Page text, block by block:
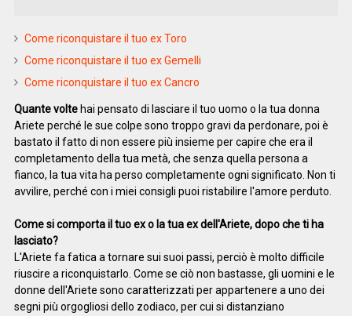
Come riconquistare il tuo ex Toro
Come riconquistare il tuo ex Gemelli
Come riconquistare il tuo ex Cancro
Quante voltehai pensato di lasciare il tuo uomo o la tua donna
Ariete perché le sue colpe sono troppo gravi da perdonare, poi è
bastato il fatto di non essere più insieme per capire che era il
completamento della tua metà, che senza quella persona a
fianco, la tua vita ha perso completamente ogni significato. Non ti
avvilire, perché con i miei consigli puoi ristabilire l'amore perduto.
Come si comporta il tuo ex o la tua ex dell'Ariete, dopo che ti ha
lasciato?
L'Ariete fa fatica a tornare sui suoi passi, perciò è molto difficile
riuscire a riconquistarlo. Come se ciò non bastasse, gli uomini e le
donne dell'Ariete sono caratterizzati per appartenere a uno dei
segni più orgogliosi dello zodiaco, per cui si distanziano